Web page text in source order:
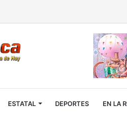
ESTATAL DEPORTES EN LA